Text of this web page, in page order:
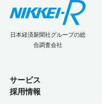
日本経済新聞社グループの総
合調査会社
サービス
採用情報